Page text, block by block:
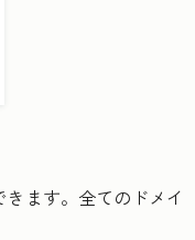
ます。全てのドメイ